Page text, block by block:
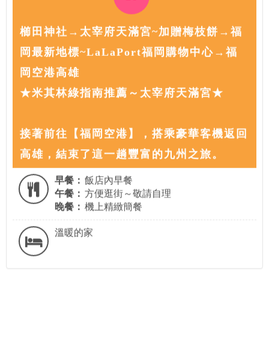
櫛田神社→太宰府天滿宮~加贈梅枝餅→福
岡最新地標~LaLaPort福岡購物中心→福
岡空港高雄
★米其林綠指南推薦～太宰府天滿宮★
接著前往【福岡空港】，搭乘豪華客機返回
高雄，結束了這一趟豐富的九州之旅。
早餐： 飯店內早餐
午餐： 方便逛街～敬請自理
晚餐： 機上精緻簡餐
溫暖的家